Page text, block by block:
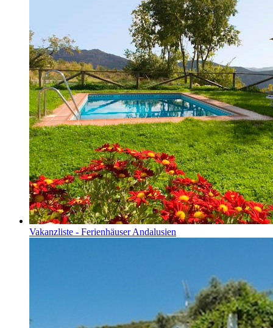
Vakanzliste - Ferienhäuser Andalusien